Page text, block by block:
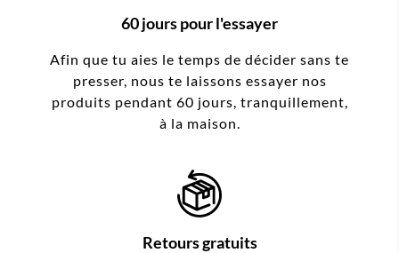
60 jours pour l'essayer
Afin que tu aies le temps de décider sans te
presser, nous te laissons essayer nos
produits pendant 60 jours, tranquillement,
à la maison.
Retours gratuits